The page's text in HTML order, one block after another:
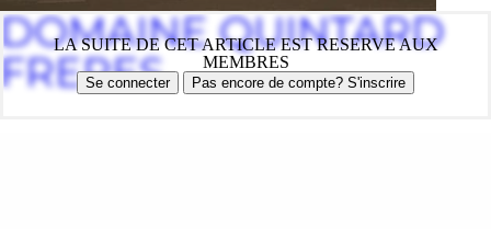
LA SUITE DE CET ARTICLE EST RESERVE AUX
MEMBRES
Se connecter Pas encore de compte? S'inscrire
DOMAINE QUINTARD
FRERES